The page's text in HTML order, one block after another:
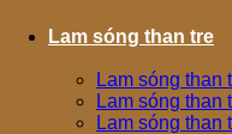
Lam sóng than tre
Lam sóng than
Lam sóng than
Lam sóng than